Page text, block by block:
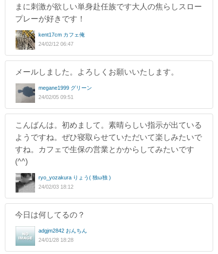
まに刺激が欲しい単身赴任族です大人の焦らしスロー
プレーが好きです！
kent17cm カフェ俺
24/02/12 06:47
メールしました。よろしくお願いいたします。
megane1999 グリーン
24/02/05 09:51
こんばんは。初めまして。素晴らしい指示が出ている
ようですね。ぜひ寝取らせていただいて楽しみたいで
すね。カフェで生保の営業とかからしてみたいです
(^^)
ryo_yozakura りょう( 独ω独 )
24/02/03 18:12
今日は何してるの？
adgjm2842 おんちん
24/01/28 18:28